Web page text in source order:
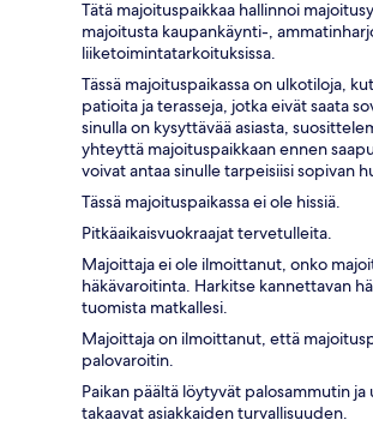
Tätä majoituspaikkaa hallinnoi
majoitusta kaupankäynti-,
liiketoimintatarkoituksissa.
Tässä majoituspaikassa on ulkotiloja,
patioita ja terasseja, jotka eivät saata
sinulla on kysyttävää asiasta,
yhteyttä majoituspaikkaan ennen
voivat antaa sinulle tarpeisiisi sopivan
Tässä majoituspaikassa ei ole hissiä.
Pitkäaikaisvuokraajat tervetulleita.
Majoittaja ei ole ilmoittanut, onko
häkävaroitinta. Harkitse kannettavan
tuomista matkallesi.
Majoittaja on ilmoittanut, että
palovaroitin.
Paikan päältä löytyvät palosammutin ja
takaavat asiakkaiden turvallisuuden.